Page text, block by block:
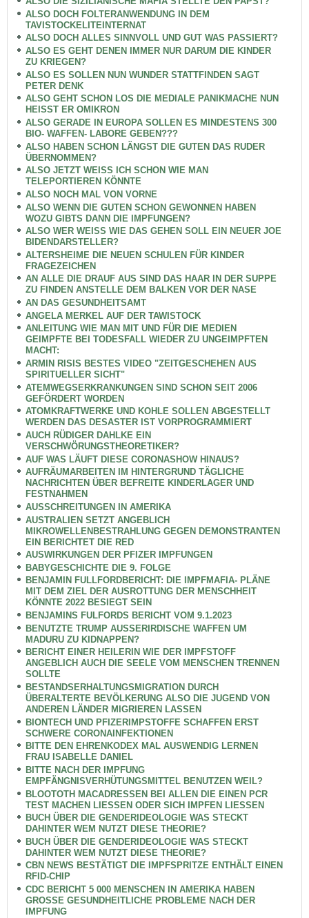
ALSO DOCH FOLTERANWENDUNG IN DEM
TAVISTOCKELITEINTERNAT
ALSO DOCH ALLES SINNVOLL UND GUT WAS PASSIERT?
ALSO ES GEHT DENEN IMMER NUR DARUM DIE KINDER
ZU KRIEGEN?
ALSO ES SOLLEN NUN WUNDER STATTFINDEN SAGT
PETER DENK
ALSO GEHT SCHON LOS DIE MEDIALE PANIKMACHE NUN
HEISST ER OMIKRON
ALSO GERADE IN EUROPA SOLLEN ES MINDESTENS 300
BIO- WAFFEN- LABORE GEBEN???
ALSO HABEN SCHON LÄNGST DIE GUTEN DAS RUDER
ÜBERNOMMEN?
ALSO JETZT WEISS ICH SCHON WIE MAN
TELEPORTIEREN KÖNNTE
ALSO NOCH MAL VON VORNE
ALSO WENN DIE GUTEN SCHON GEWONNEN HABEN
WOZU GIBTS DANN DIE IMPFUNGEN?
ALSO WER WEISS WIE DAS GEHEN SOLL EIN NEUER JOE
BIDENDARSTELLER?
ALTERSHEIME DIE NEUEN SCHULEN FÜR KINDER
FRAGEZEICHEN
AN ALLE DIE DRAUF AUS SIND DAS HAAR IN DER SUPPE
ZU FINDEN ANSTELLE DEM BALKEN VOR DER NASE
AN DAS GESUNDHEITSAMT
ANGELA MERKEL AUF DER TAWISTOCK
ANLEITUNG WIE MAN MIT UND FÜR DIE MEDIEN
GEIMPFTE BEI TODESFALL WIEDER ZU UNGEIMPFTEN
MACHT:
ARMIN RISIS BESTES VIDEO "ZEITGESCHEHEN AUS
SPIRITUELLER SICHT"
ATEMWEGSERKRANKUNGEN SIND SCHON SEIT 2006
GEFÖRDERT WORDEN
ATOMKRAFTWERKE UND KOHLE SOLLEN ABGESTELLT
WERDEN DAS DESASTER IST VORPROGRAMMIERT
AUCH RÜDIGER DAHLKE EIN
VERSCHWÖRUNGSTHEORETIKER?
AUF WAS LÄUFT DIESE CORONASHOW HINAUS?
AUFRÄUMARBEITEN IM HINTERGRUND TÄGLICHE
NACHRICHTEN ÜBER BEFREITE KINDERLAGER UND
FESTNAHMEN
AUSSCHREITUNGEN IN AMERIKA
AUSTRALIEN SETZT ANGEBLICH
MIKROWELLENBESTRAHLUNG GEGEN DEMONSTRANTEN
EIN BERICHTET DIE RED
AUSWIRKUNGEN DER PFIZER IMPFUNGEN
BABYGESCHICHTE DIE 9. FOLGE
BENJAMIN FULLFORDBERICHT: DIE IMPFMAFIA- PLÄNE
MIT DEM ZIEL DER AUSROTTUNG DER MENSCHHEIT
KÖNNTE 2022 BESIEGT SEIN
BENJAMINS FULFORDS BERICHT VOM 9.1.2023
BENUTZTE TRUMP AUSSERIRDISCHE WAFFEN UM
MADURU ZU KIDNAPPEN?
BERICHT EINER HEILERIN WIE DER IMPFSTOFF
ANGEBLICH AUCH DIE SEELE VOM MENSCHEN TRENNEN
SOLLTE
BESTANDSERHALTUNGSMIGRATION DURCH
ÜBERALTERTE BEVÖLKERUNG ALSO DIE JUGEND VON
ANDEREN LÄNDER MIGRIEREN LASSEN
BIONTECH UND PFIZERIMPSTOFFE SCHAFFEN ERST
SCHWERE CORONAINFEKTIONEN
BITTE DEN EHRENKODEX MAL AUSWENDIG LERNEN
FRAU ISABELLE DANIEL
BITTE NACH DER IMPFUNG
EMPFÄNGNISVERHÜTUNGSMITTEL BENUTZEN WEIL?
BLOOTOTH MACADRESSEN BEI ALLEN DIE EINEN PCR
TEST MACHEN LIESSEN ODER SICH IMPFEN LIESSEN
BUCH ÜBER DIE GENDERIDEOLOGIE WAS STECKT
DAHINTER WEM NUTZT DIESE THEORIE?
BUCH ÜBER DIE GENDERIDEOLOGIE WAS STECKT
DAHINTER WEM NUTZT DIESE THEORIE?
CBN NEWS BESTÄTIGT DIE IMPFSPRITZE ENTHÄLT EINEN
RFID-CHIP
CDC BERICHT 5 000 MENSCHEN IN AMERIKA HABEN
GROSSE GESUNDHEITLICHE PROBLEME NACH DER
IMPFUNG